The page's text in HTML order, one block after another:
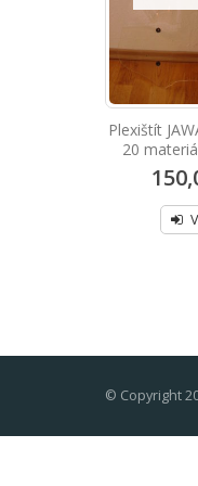
Plexištít
20
© Copyright